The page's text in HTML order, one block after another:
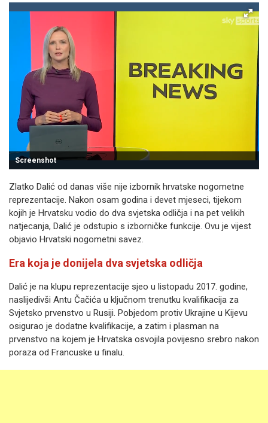
Screenshot
Zlatko Dalić od danas više nije izbornik hrvatske nogometne
reprezentacije. Nakon osam godina i devet mjeseci, tijekom
kojih je Hrvatsku vodio do dva svjetska odličja i na pet velikih
natjecanja, Dalić je odstupio s izborničke funkcije. Ovu je vijest
objavio Hrvatski nogometni savez.
Era koja je donijela dva svjetska odličja
Dalić je na klupu reprezentacije sjeo u listopadu 2017. godine,
naslijedivši Antu Čačića u ključnom trenutku kvalifikacija za
Svjetsko prvenstvo u Rusiji. Pobjedom protiv Ukrajine u Kijevu
osigurao je dodatne kvalifikacije, a zatim i plasman na
prvenstvo na kojem je Hrvatska osvojila povijesno srebro nakon
poraza od Francuske u finalu.